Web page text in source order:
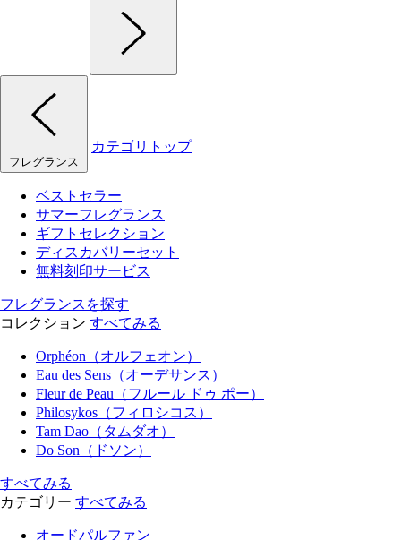
フレグランス
カテゴリトップ
ベストセラー
サマーフレグランス
ギフトセレクション
ディスカバリーセット
無料刻印サービス
フレグランスを探す
コレクション すべてみる
Orphéon（オルフェオン）
Eau des Sens（オーデサンス）
Fleur de Peau（フルール ドゥ ポー）
Philosykos（フィロシコス）
Tam Dao（タムダオ）
Do Son（ドソン）
すべてみる
カテゴリー すべてみる
オードパルファン